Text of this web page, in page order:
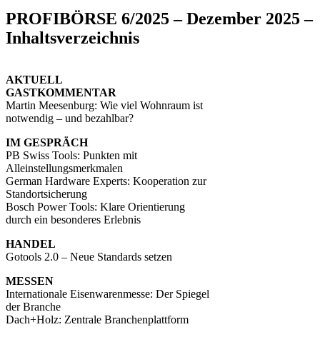
PROFIBÖRSE 6/2025 – Dezember 2025 –
Inhaltsverzeichnis
AKTUELL
GASTKOMMENTAR
Martin Meesenburg: Wie viel Wohnraum ist
notwendig – und bezahlbar?
IM GESPRÄCH
PB Swiss Tools: Punkten mit
Alleinstellungsmerkmalen
German Hardware Experts: Kooperation zur
Standortsicherung
Bosch Power Tools: Klare Orientierung
durch ein besonderes Erlebnis
HANDEL
Gotools 2.0 – Neue Standards setzen
MESSEN
Internationale Eisenwarenmesse: Der Spiegel
der Branche
Dach+Holz: Zentrale Branchenplattform